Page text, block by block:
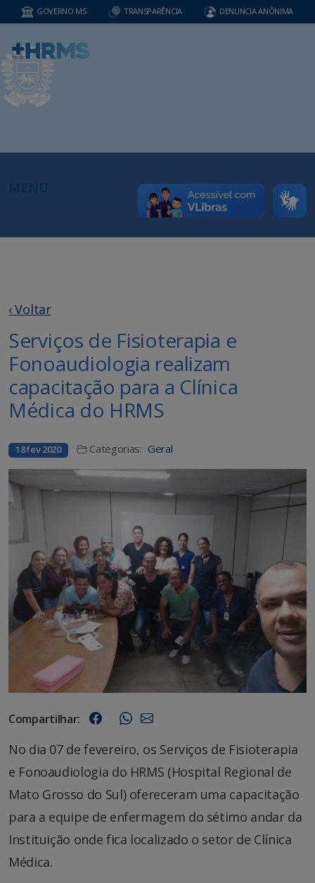
GOVERNO MS TRANSPARÊNCIA DENUNCIA ANÔNIMA
‹ Voltar
Serviços de Fisioterapia e
Fonoaudiologia realizam
capacitação para a Clínica
Médica do HRMS
18 fev 2020 Categorias: Geral
Compartilhar:
No dia 07 de fevereiro, os Serviços de Fisioterapia
e Fonoaudiologia do HRMS (Hospital Regional de
Mato Grosso do Sul) ofereceram uma capacitação
para a equipe de enfermagem do sétimo andar da
Instituição onde fica localizado o setor de Clínica
Médica.